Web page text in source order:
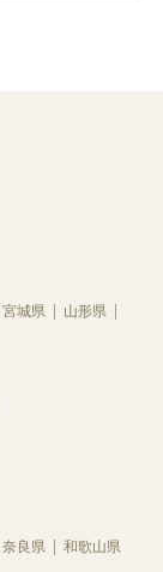
宮城県
山形県
奈良県 和歌山県